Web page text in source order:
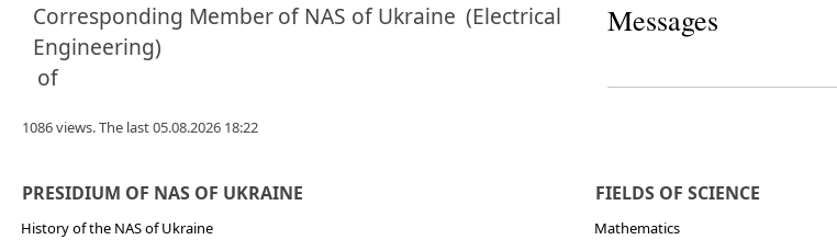
Corresponding Memberof NAS of Ukraine (Electrical
Engineering)
of
1086 views. The last 05.08.2026 18:22
Messages
PRESIDIUM OF NAS OF UKRAINE
History of the NAS of Ukraine
FIELDS OF SCIENCE
Mathematics